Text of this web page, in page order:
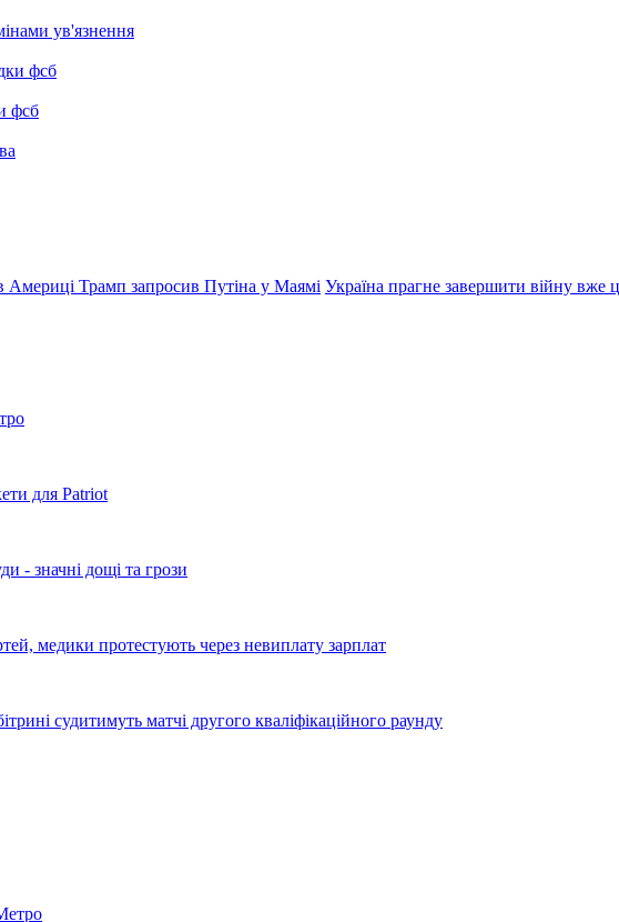
ув'язнення
фсб
Америці Трамп запросив Путіна у Маямі Україна прагне завершити війну вже
для Patriot
- значні дощі та грози
медики протестують через невиплату зарплат
судитимуть матчі другого кваліфікаційного раунду